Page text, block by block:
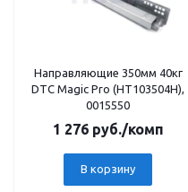
Направляющие 350мм 40кг
DTC Magic Pro (НТ103504Н),
0015550
1 276руб./комп
В корзину